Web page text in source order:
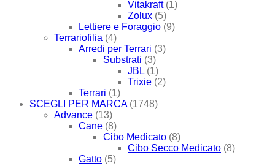
Vitakraft (1)
Zolux (5)
Lettiere e Foraggio (9)
Terrariofilia (4)
Arredi per Terrari (3)
Substrati (3)
JBL (1)
Trixie (2)
Terrari (1)
SCEGLI PER MARCA (1748)
Advance (13)
Cane (8)
Cibo Medicato (8)
Cibo Secco Medicato (8)
Gatto (5)